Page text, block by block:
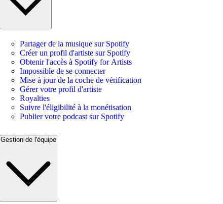
Partager de la musique sur Spotify
Créer un profil d'artiste sur Spotify
Obtenir l'accès à Spotify for Artists
Impossible de se connecter
Mise à jour de la coche de vérification
Gérer votre profil d'artiste
Royalties
Suivre l'éligibilité à la monétisation
Publier votre podcast sur Spotify
Gestion de l'équipe